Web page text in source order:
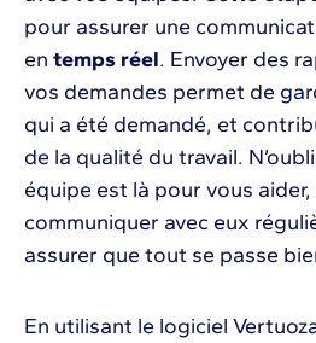
pour assurer une
en temps réel. Envoyer des
vos demandes permet de
qui a été demandé, et
de la qualité du travail.
équipe est là pour vous aider,
communiquer avec eux
assurer que tout se passe
En utilisant le logiciel